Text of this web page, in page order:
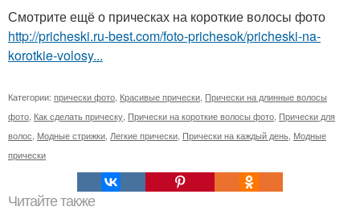
Смотрите ещё о прическах на короткие волосы фото
http://pricheski.ru-best.com/foto-prichesok/pricheski-na-
korotkie-volosy...
Категории: прически фото, Красивые прически, Прически на длинные волосы
фото, Как сделать прическу, Прически на короткие волосы фото, Прически для
волос, Модные стрижки, Легкие прически, Прически на каждый день, Модные
прически
Читайте также